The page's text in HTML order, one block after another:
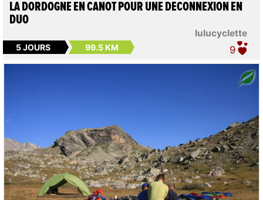
lulucyclette
LA DORDOGNE EN CANOT POUR UNE DECONNEXION EN
DUO
5 JOURS 99.5 KM 9